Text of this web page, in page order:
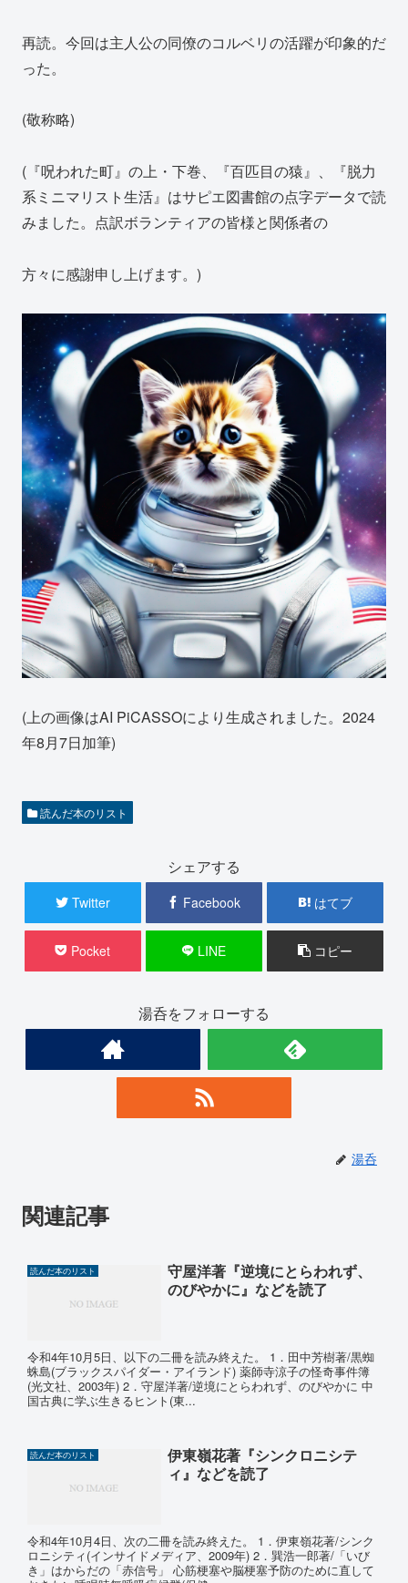
再読。今回は主人公の同僚のコルベリの活躍が印象的だ
った。
(敬称略)
(『呪われた町』の上・下巻、『百匹目の猿』、『脱力
系ミニマリスト生活』はサピエ図書館の点字データで読
みました。点訳ボランティアの皆様と関係者の
方々に感謝申し上げます。)
(上の画像はAI PiCASSOにより生成されました。2024
年8月7日加筆)
読んだ本のリスト
シェアする
Twitter Facebook はてブ
Pocket LINE コピー
湯呑をフォローする
湯呑
関連記事
読んだ本のリスト
守屋洋著『逆境にとらわれず、
のびやかに』などを読了
令和4年10月5日、以下の二冊を読み終えた。 1．田中芳樹著/黒蜘
蛛島(ブラックスパイダー・アイランド) 薬師寺涼子の怪奇事件簿
(光文社、2003年) 2．守屋洋著/逆境にとらわれず、のびやかに 中
国古典に学ぶ生きるヒント(東...
読んだ本のリスト
伊東嶺花著『シンクロニシテ
ィ』などを読了
令和4年10月4日、次の二冊を読み終えた。 1．伊東嶺花著/シンク
ロニシティ(インサイドメディア、2009年) 2．巽浩一郎著/「いび
き」はからだの「赤信号」 心筋梗塞や脳梗塞予防のために直して